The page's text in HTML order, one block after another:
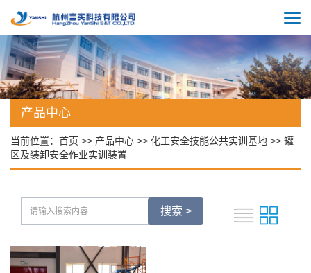
产品中心
当前位置： 首页 >> 产品中心 >> 化工安全技能公共实训基地 >> 罐
区及装卸安全作业实训装置
搜索 >